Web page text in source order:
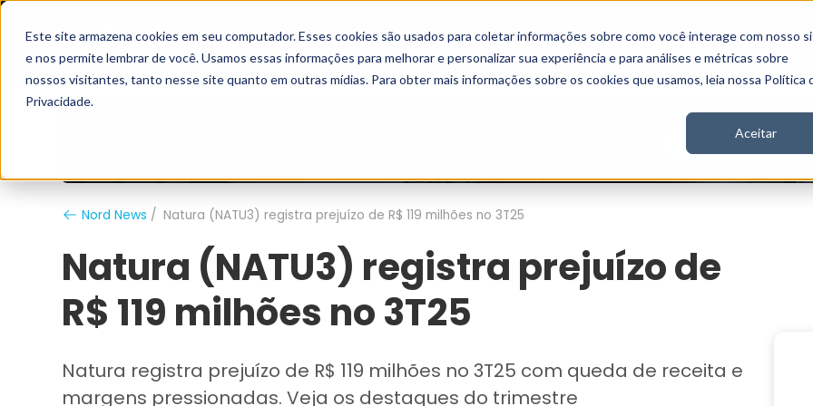
Este site armazena cookies em seu computador. Esses cookies são usados para coletar informações sobre como você interage com nosso
e nos permite lembrar de você. Usamos essas informações para melhorar e personalizar sua experiência e para análises e métricas sobre
nossos visitantes, tanto nesse site quanto em outras mídias. Para obter mais informações sobre os cookies que usamos, leia nossa Política
Privacidade.
Aceitar
Grupo Nord Analistas Vídeos Stories Inscreva-se
Nord News Natura (NATU3) registra prejuízo de R$ 119 milhões no 3T25
Natura (NATU3) registra prejuízo de
R$ 119 milhões no 3T25
Natura registra prejuízo de R$ 119 milhões no 3T25 com queda de receita e
margens pressionadas. Veja os destaques do trimestre